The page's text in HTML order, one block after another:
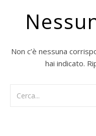
Non c’è nessuna
hai indicato.